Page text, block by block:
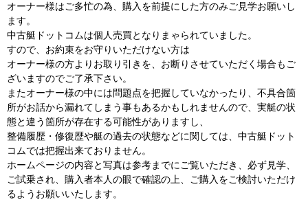
オーナー様はご多忙の為、購入を前提にした方のみご見学お願いし
ます。
中古艇ドットコムは個人売買となりまゃられていました。
すので、お約束をお守りいただけない方は
オーナー様の方よりお取り引きを、お断りさせていただく場合もご
ざいますのでご了承下さい。
またオーナー様の中には問題点を把握していなかったり、不具合箇
所がお話から漏れてしまう事もあるかもしれませんので、実艇の状
態と違う箇所が存在する可能性がありますし、
整備履歴・修復歴や艇の過去の状態などに関しては、中古艇ドット
コムでは把握出来ておりません。
ホームページの内容と写真は参考までにご覧いただき、必ず見学、
ご試乗され、購入者本人の眼で確認の上、ご購入をご検討いただけ
るようお願いいたします。